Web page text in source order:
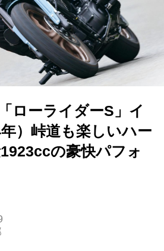
ローライダーS」イ
）峠道も楽しいハー
の豪快パフォ